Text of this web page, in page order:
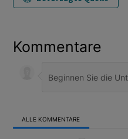
Kommentare
ALLE KOMMENTARE